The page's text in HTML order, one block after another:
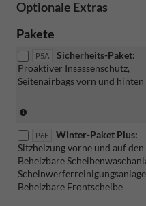
Optionale Extras
Pakete
P5A
Sicherheits-Paket:
Proaktiver Insassenschutz,
Seitenairbags vorn und
Verbindung
mit:
[P5H]
Travel
Assist)
P6E
Winter-Paket Plus:
Sitzheizung vorne und auf
Beheizbare
Beheizbare Frontscheibe